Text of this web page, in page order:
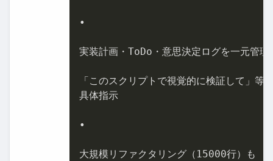
•
実装計画・ToDo・意思決定ログを⼀元管理
「このスクリプトで視覚的に検証して」等
具体指⽰
•
⼤規模リファクタリング（15000⾏）も